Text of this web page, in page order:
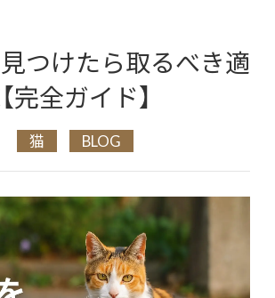
つけたら取るべき適
完全ガイド】
猫 BLOG